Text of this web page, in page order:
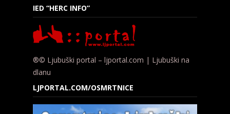
IED “HERC INFO”
®© Ljubuški portal – ljportal.com | Ljubuški na
dlanu
LJPORTAL.COM/OSMRTNICE